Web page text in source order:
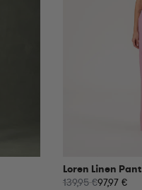
Loren Linen Pant
139,95 €97,97 €